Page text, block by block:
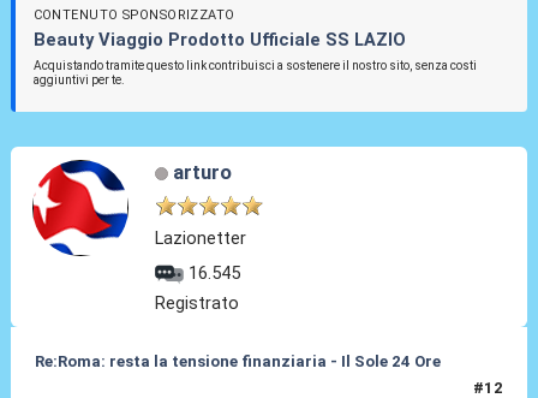
CONTENUTO SPONSORIZZATO
Beauty Viaggio Prodotto Ufficiale SS LAZIO
Acquistando tramite questo link contribuisci a sostenere il nostro sito, senza costi
aggiuntivi per te.
arturo
Lazionetter
16.545
Registrato
Re:Roma: resta la tensione finanziaria - Il Sole 24 Ore
#12